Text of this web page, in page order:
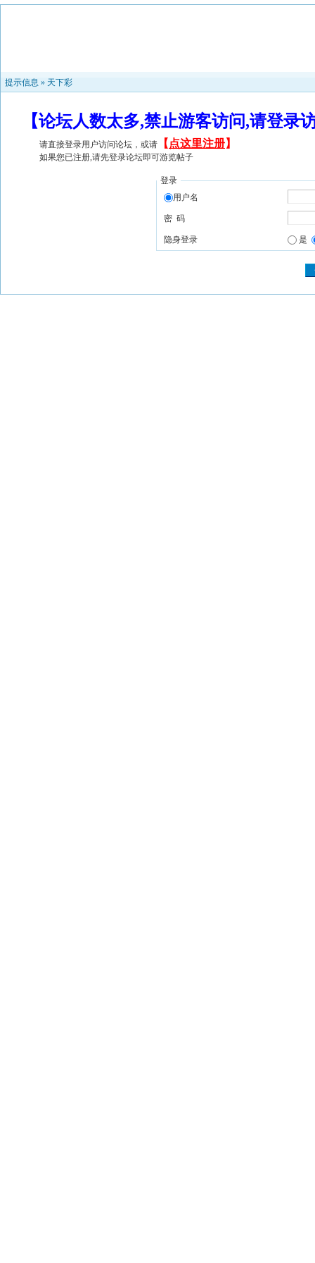
提示信息 » 天下彩
【论坛人数太多,禁止游客访问,请登
请直接登录用户访问论坛，或请 【 点这里注册】
如果您已注册,请先登录论坛即可游览帖子
登录
用户名
密 码
隐身登录 是